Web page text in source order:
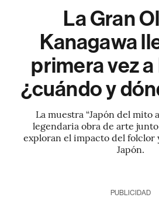
La Gran
Kanagawa
primera vez
¿cuándo y
La muestra “Japón del mito
legendaria obra de arte
exploran el impacto del folclor
Japón.
PUBLICIDAD